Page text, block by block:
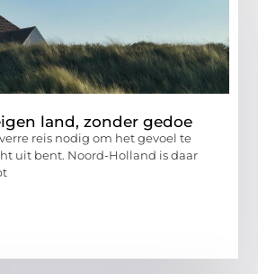
land, zonder gedoe
reis nodig om het gevoel te
uit bent. Noord-Holland is daar